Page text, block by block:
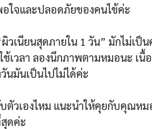
ใจและปลอดภัยของคนไข้ค่ะ
วเนียนสุดภายใน 1 วัน” มักไม่เป็น
เวลา ลองนึกภาพตามหมอนะ เนื้
นมันเป็นไปไม่ได้ค่ะ
ตัวเองไหม แนะนำให้คุยกับคุณ
ดค่ะ